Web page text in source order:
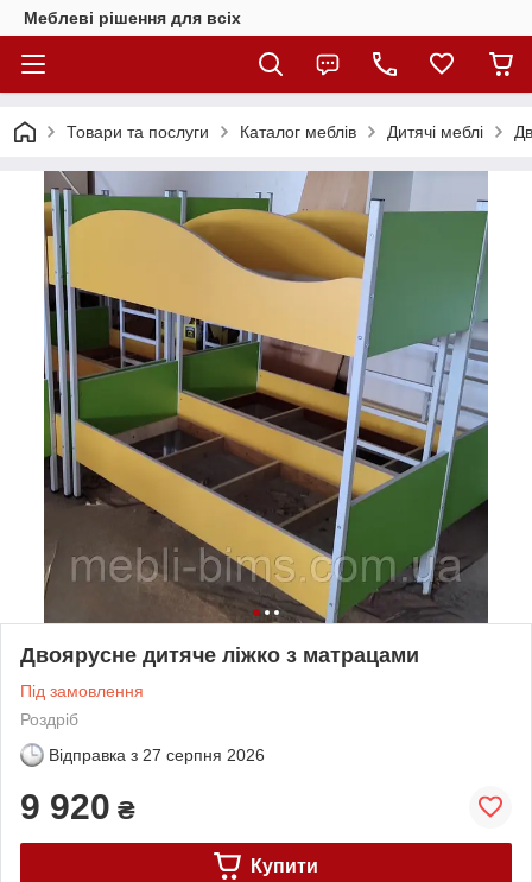
Меблеві рішення для всіх
Товари та послуги Каталог меблів Дитячі меблі
Двоярусне дитяче ліжко з матрацами
Під замовлення
Роздріб
Відправка з 27 серпня 2026
9 920 ₴
Купити